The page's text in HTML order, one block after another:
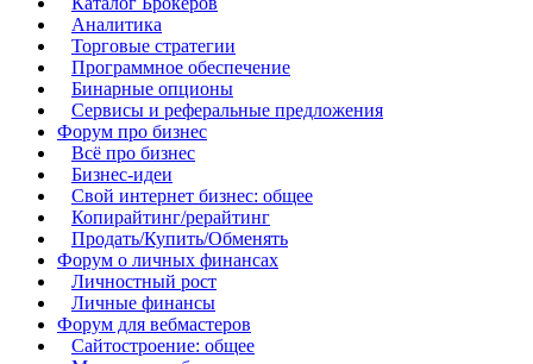
Аналитика
Торговые стратегии
Программное обеспечение
Бинарные опционы
Сервисы и реферальные предложения
Форум про бизнес
Всё про бизнес
Бизнес-идеи
Свой интернет бизнес: общее
Копирайтинг/рерайтинг
Продать/Купить/Обменять
Форум о личных финансах
Личностный рост
Личные финансы
Форум для вебмастеров
Сайтостроение: общее